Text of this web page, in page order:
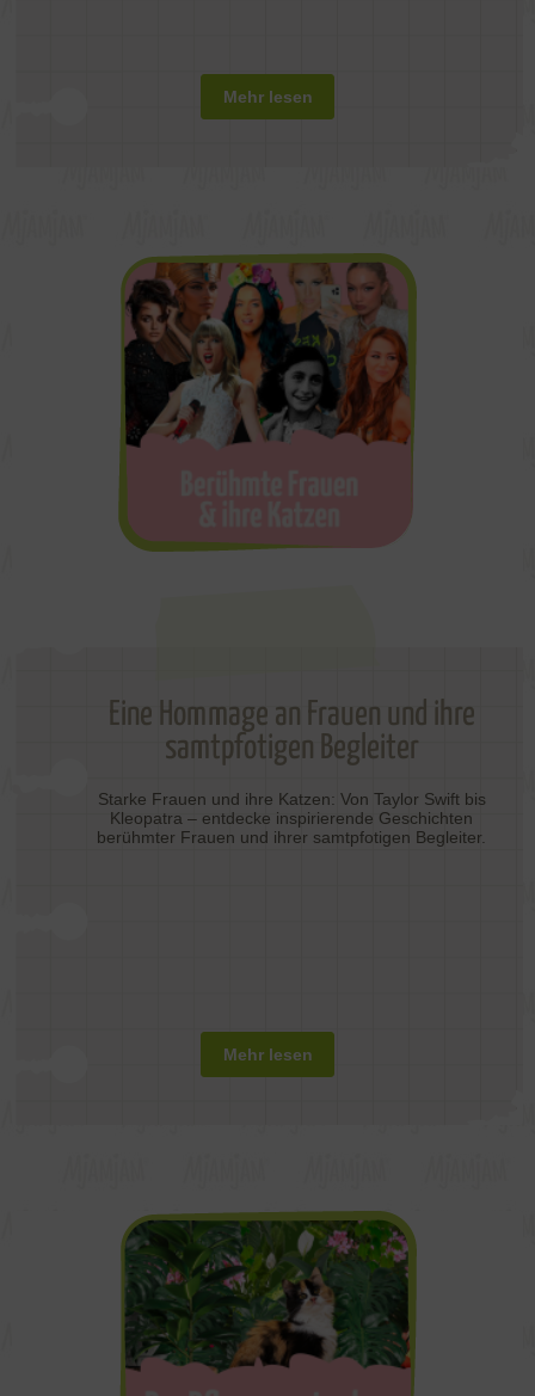
Mehr lesen
Eine Hommage an Frauen und ihre
samtpfotigen Begleiter
Starke Frauen und ihre Katzen: Von Taylor Swift bis
Kleopatra – entdecke inspirierende Geschichten
berühmter Frauen und ihrer samtpfotigen Begleiter.
Mehr lesen